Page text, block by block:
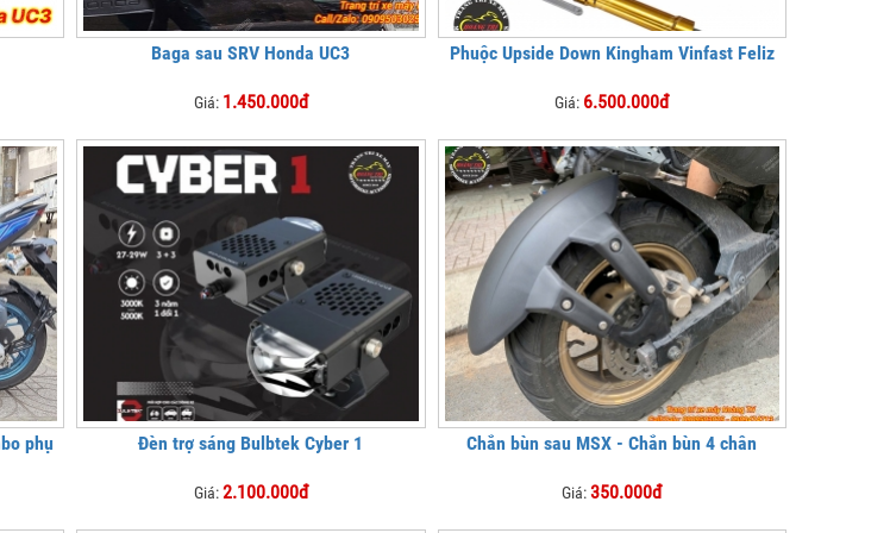
Baga sau SRV Honda UC3
Giá: 1.450.000đ
Phuộc Upside Down Kingham Vinfast Feliz
Giá: 6.500.000đ
phụ
Đèn trợ sáng Bulbtek Cyber 1
Giá:2.100.000đ
Chắn bùn sau MSX - Chắn bùn 4 chân
Giá:350.000đ